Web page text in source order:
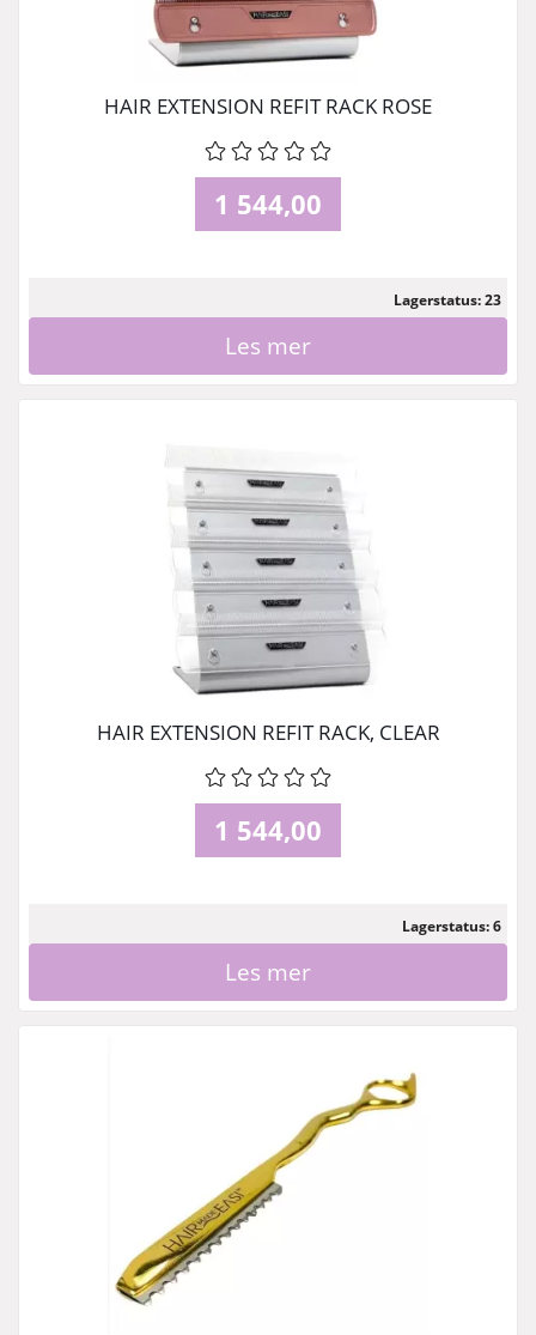
HAIR EXTENSION REFIT RACK ROSE
1 544,00
Lagerstatus: 23
Les mer
HAIR EXTENSION REFIT RACK, CLEAR
1 544,00
Lagerstatus: 6
Les mer